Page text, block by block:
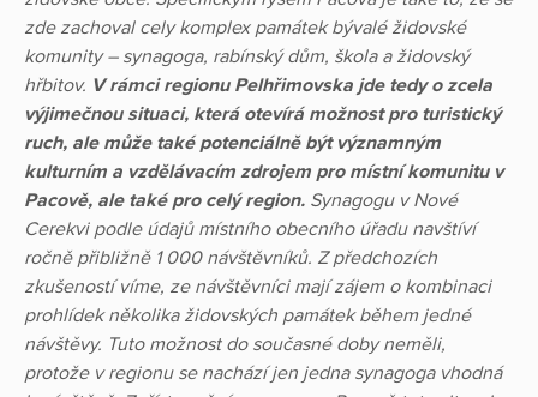
zde zachoval cely komplex památek bývalé židovské
komunity – synagoga, rabínský dům, škola a židovský
hřbitov. V rámci regionu Pelhřimovska jde tedy o zcela
výjimečnou situaci, která otevírá možnost pro turistický
ruch, ale může také potenciálně být významným
kulturním a vzdělávacím zdrojem pro místní komunitu v
Pacově, ale také pro celý region. Synagogu v Nové
Cerekvi podle údajů místního obecního úřadu navštíví
ročně přibližně 1 000 návštěvníků. Z předchozích
zkušeností víme, ze návštěvníci mají zájem o kombinaci
prohlídek několika židovských památek během jedné
návštěvy. Tuto možnost do současné doby neměli,
protože v regionu se nachází jen jedna synagoga vhodná